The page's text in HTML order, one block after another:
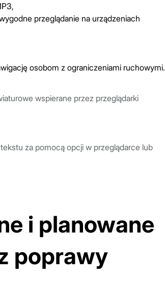
przeglądanie na urządzeniach
osobom z ograniczeniami ruchowymi.
wspierane przez przeglądarki
za pomocą opcji w przeglądarce lub
i planowane
poprawy